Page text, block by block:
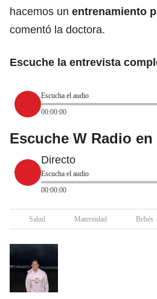
hacemos un entrenamiento
comentó la doctora.
Escuche la entrevista
Escucha el audio
00:00:00
Escuche W Radio
Directo
Escucha el audio
00:00:00
Salud Maternidad Bebés